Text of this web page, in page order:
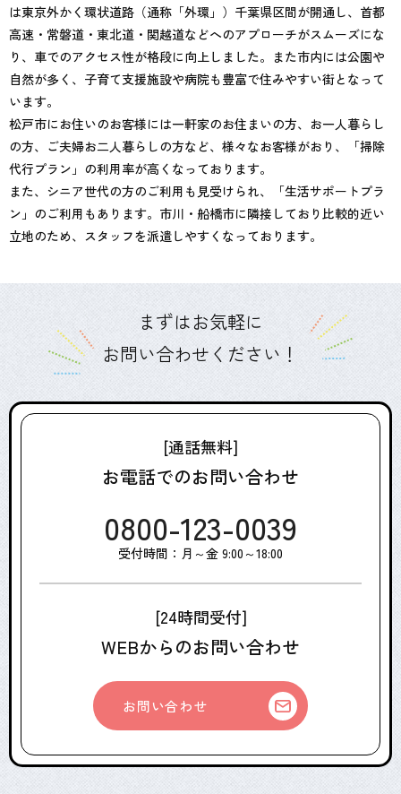
は東京外かく環状道路（通称「外環」）千葉県区間が開通し、首都
高速・常磐道・東北道・関越道などへのアプローチがスムーズにな
り、車でのアクセス性が格段に向上しました。また市内には公園や
自然が多く、子育て支援施設や病院も豊富で住みやすい街となって
います。
松戸市にお住いのお客様には一軒家のお住まいの方、お一人暮らし
の方、ご夫婦お二人暮らしの方など、様々なお客様がおり、「掃除
代行プラン」の利用率が高くなっております。
また、シニア世代の方のご利用も見受けられ、「生活サポートプラ
ン」のご利用もあります。市川・船橋市に隣接しており比較的近い
立地のため、スタッフを派遣しやすくなっております。
まずはお気軽に
お問い合わせください！
[通話無料]
お電話でのお問い合わせ
0800-123-0039
受付時間：月～金 9:00～18:00
[24時間受付]
WEBからのお問い合わせ
お問い合わせ